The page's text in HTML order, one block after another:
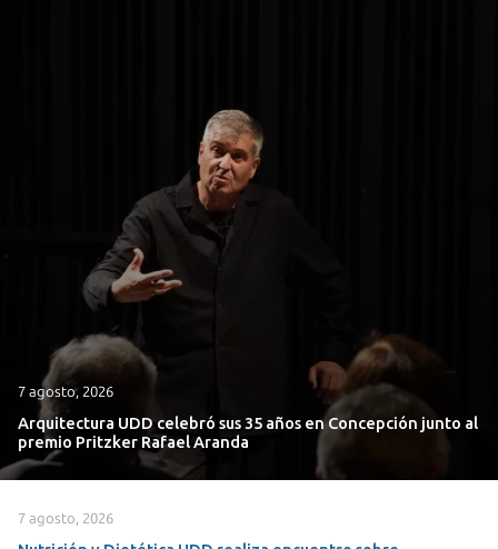
7 agosto, 2026
Arquitectura UDD celebró sus 35 años en Concepción junto al
premio Pritzker Rafael Aranda
7 agosto, 2026